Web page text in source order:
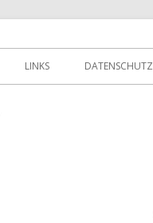
LINKS DATENSCHUTZ